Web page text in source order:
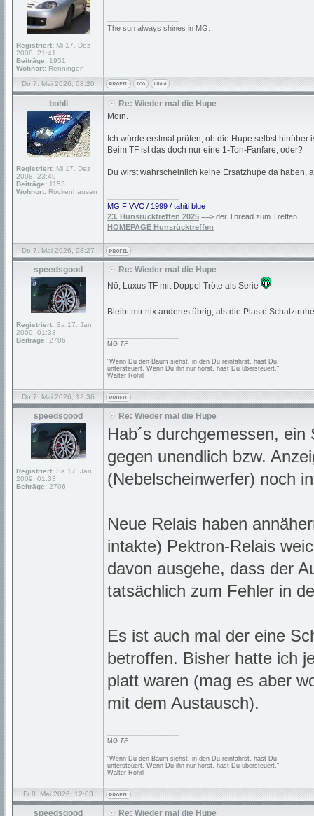
Registriert: Mi 17. Dez
2008, 21:41
Beiträge: 1951
Wohnort: Renningen
The sun always shines in MG.
Do 7. Mai 2026, 08:20
bohli
Registriert: Mi 17. Dez
2008, 23:49
Beiträge: 1153
Wohnort: Rockenhausen
Re: Wieder mal die Hupe
Moin.
Ich würde erstmal prüfen, ob die Hupe selbst hinüber
Beim TF ist das doch nur eine 1-Ton-Fanfare, oder?
Du wirst wahrscheinlich keine Ersatzhupe da haben,
MG F VVC / 1999 / tahiti blue
23. Hunsrücktreffen 2025 ==> der Thread zum Treffen
HOMEPAGE Hunsrücktreffen
Do 7. Mai 2026, 08:27
speedsgood
Registriert: Sa 17. Jan
2009, 01:33
Beiträge: 2706
Re: Wieder mal die Hupe
Nö, Luxus TF mit Doppel Tröte als Serie
Bleibt mir nix anderes übrig, als die Plaste
MG TF
"Wenn Du den Baum siehst, in den Du reinfährst, hast Du
untersteuert. Wenn Du ihn nur hörst, hast Du übersteuert."
Walter Röhrl
Do 7. Mai 2026, 12:36
speedsgood
Registriert: Sa 17. Jan
2009, 01:33
Beiträge: 2706
Re: Wieder mal die Hupe
Hab´s durchgemessen,
gegen unendlich bzw.
(Nebelscheinwerfer) noch
Neue Relais haben
intakte) Pektron-Relais
davon ausgehe, dass der
tatsächlich zum Fehler in
Es ist auch mal der eine
betroffen. Bisher hatte ich
platt waren (mag es aber
mit dem Austausch).
MG TF
"Wenn Du den Baum siehst, in den Du reinfährst, hast Du
untersteuert. Wenn Du ihn nur hörst, hast Du übersteuert."
Walter Röhrl
Fr 8. Mai 2026, 12:03
speedsgood Re: Wieder mal die Hupe